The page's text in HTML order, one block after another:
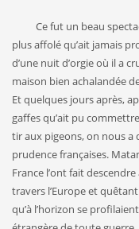
Ce fut un beau
plus affolé qu’ait jamais
d’une nuit d’orgie où il a
maison bien achalandée
Et quelques jours après,
gaffes qu’ait pu
tir aux pigeons, on nous a
prudence françaises.
France l’ont fait
travers l’Europe et
qu’à l’horizon se